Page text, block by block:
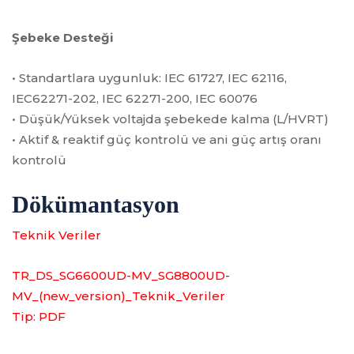
Şebeke Desteği
• Standartlara uygunluk: IEC 61727, IEC 62116,
IEC62271-202, IEC 62271-200, IEC 60076
• Düşük/Yüksek voltajda şebekede kalma (L/HVRT)
• Aktif & reaktif güç kontrolü ve ani güç artış oranı
kontrolü
Dökümantasyon
Teknik Veriler
TR_DS_SG6600UD-MV_SG8800UD-
MV_(new_version)_Teknik_Veriler
Tip: PDF